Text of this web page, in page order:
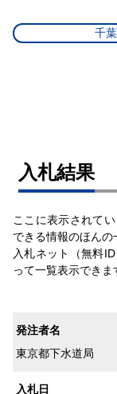
千
⼊札結果
ここに表示されて
できる情報のほんの
入札ネット（無料
って一覧表示できま
発注者名
東京都下水道局
入札日